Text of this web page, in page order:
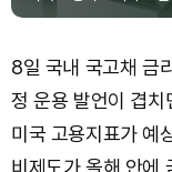
8일 국내 국고채 금
정 운용 발언이 겹치
미국 고용지표가 예
비제도가 올해 안에